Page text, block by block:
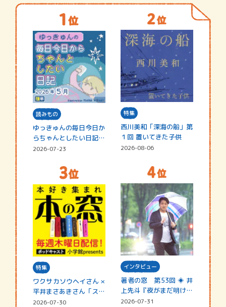
読みもの
ゆっきゅんの毎日今日か
らちゃんとしたい日記
☆202…
2026-07-23
特集
西川美和「深海の船」第
１回 置いてきた子供
2026-08-06
特集
ワクサカソウヘイさん ×
平井まさあきさん「スペ
シャ…
2026-07-30
インタビュー
著者の窓 第53回 ◈ 井
上先斗『夜がまだ明けな
い』
2026-07-31